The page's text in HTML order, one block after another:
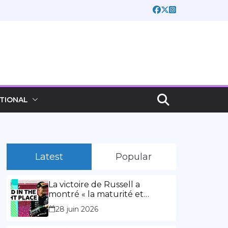
Latest Popular
La victoire de Russell a
montré « la maturité et
l’expérience » Vidéo,
00:02:03La victoire de Russell
28 juin 2026